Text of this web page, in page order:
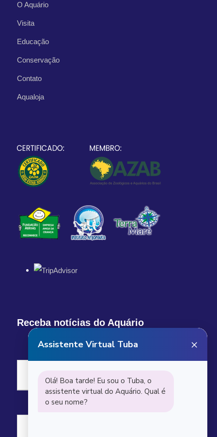
O Aquário
Visita
Educação
Conservação
Contato
Aqualoja
Receba notícias do Aquário